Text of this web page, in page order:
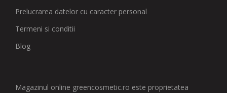
Prelucrarea datelor cu caracter personal
Termeni si conditii
Blog
Magazinul online greencosmetic.ro este proprietatea